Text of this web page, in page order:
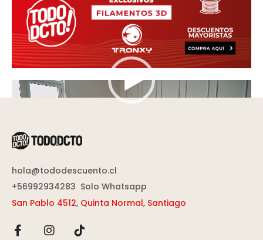
Reproductor
de
hola@tododescuento.cl
+56992934283 Solo Whatsapp
San Pablo 4512, Quinta Normal, Santiago